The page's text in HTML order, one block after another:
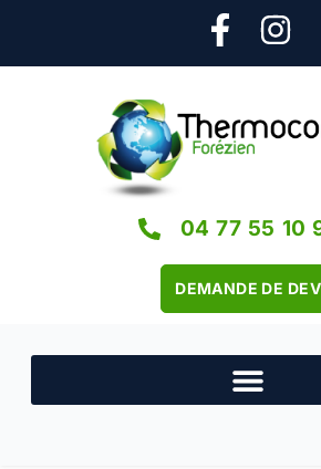
04 77 55 10
DEMANDE DE